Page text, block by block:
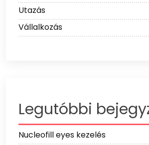
Utazás
Vállalkozás
Legutóbbi
Nucleofill eyes kezelés